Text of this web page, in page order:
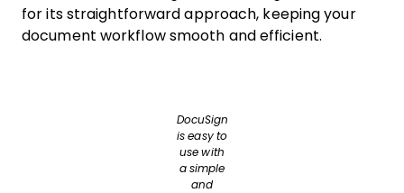
for its straightforward approach, keeping your
document workflow smooth and efficient.
DocuSign
is easy to
use with
a simple
and